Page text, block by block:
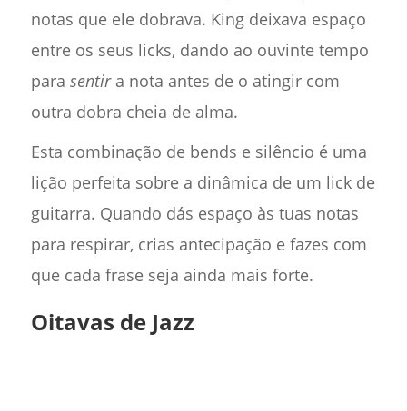
notas que ele dobrava. King deixava espaço
entre os seus licks, dando ao ouvinte tempo
para sentira nota antes de o atingir com
outra dobra cheia de alma.
Esta combinação de bends e silêncio é uma
lição perfeita sobre a dinâmica de um lick de
guitarra. Quando dás espaço às tuas notas
para respirar, crias antecipação e fazes com
que cada frase seja ainda mais forte.
Oitavas de Jazz